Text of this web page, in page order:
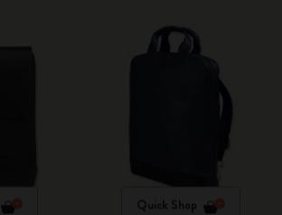
Quick Shop